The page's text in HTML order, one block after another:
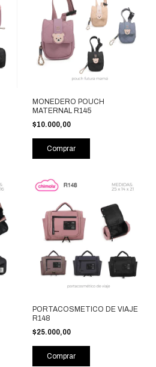
MONEDERO POUCH
MATERNAL R145
$10.000,00
Comprar
PORTACOSMETICO DE VIAJE
R148
$25.000,00
Comprar